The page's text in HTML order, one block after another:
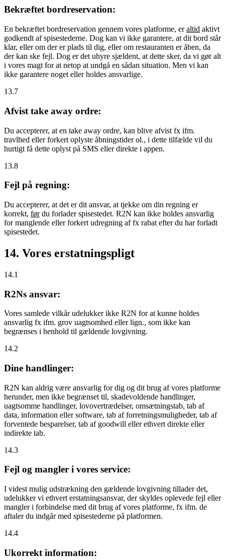
Bekræftet bordreservation:
En bekræftet bordreservation gennem vores platforme, eraltid aktivt
godkendt af spisestederne. Dog kan vi ikke garantere, at dit bord står
klar, eller om der er plads til dig, eller om restauranten er åben, da
der kan ske fejl. Dog er det uhyre sjældent, at dette sker, da vi gør alt
i vores magt for at netop at undgå en sådan situation. Men vi kan
ikke garantere noget eller holdes ansvarlige.
13.7
Afvist take away ordre:
Du accepterer, at en take away ordre, kan blive afvist fx ifm.
travlhed eller forkert oplyste åbningstider ol., i dette tilfælde vil du
hurtigt få dette oplyst på SMS eller direkte i appen.
13.8
Fejl på regning:
Du accepterer, at det er dit ansvar, at tjekke om din regning er
korrekt, førdu forlader spisestedet. R2N kan ikke holdes ansvarlig
for manglende eller forkert udregning af fx rabat efter du har forladt
spisestedet.
14. Vores erstatningspligt
14.1
R2Ns ansvar:
Vores samlede vilkår udelukker ikke R2N for at kunne holdes
ansvarlig fx ifm. grov uagtsomhed eller lign., som ikke kan
begrænses i henhold til gældende lovgivning.
14.2
Dine handlinger:
R2N kan aldrig være ansvarlig for dig og dit brug af vores platforme
herunder, men ikke begrænset til, skadevoldende handlinger,
uagtsomme handlinger, lovovertrædelser, omsætningstab, tab af
data, information eller software, tab af forretningsmuligheder, tab af
forventede besparelser, tab af goodwill eller ethvert direkte eller
indirekte tab.
14.3
Fejl og mangler i vores service:
I videst mulig udstrækning den gældende lovgivning tillader det,
udelukker vi ethvert erstatningsansvar, der skyldes oplevede fejl eller
mangler i forbindelse med dit brug af vores platforme, fx ifm. de
aftaler du indgår med spisestederne på platformen.
14.4
Ukorrekt information: